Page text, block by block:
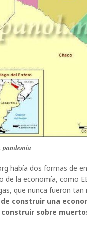
pandemia
había dos formas de
de la economía, como
que nunca fueron
construir una
construir sobre